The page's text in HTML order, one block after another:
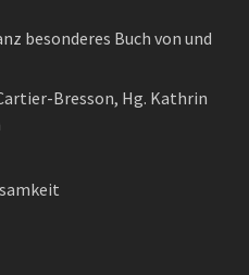
besonderes Buch von und
Bresson, Hg. Kathrin